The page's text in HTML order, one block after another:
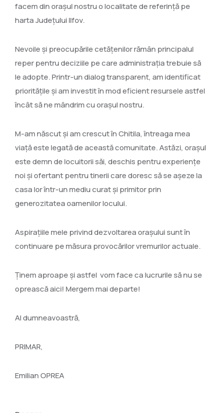
facem din orașul nostru o localitate de referință pe
harta Județului Ilfov.
Nevoile și preocupările cetățenilor rămân principalul
reper pentru deciziile pe care administrația trebuie să
le adopte. Printr-un dialog transparent, am identificat
prioritățile și am investit în mod eficient resursele astfel
încât să ne mândrim cu orașul nostru.
M-am născut și am crescut în Chitila, întreaga mea
viață este legată de această comunitate. Astăzi, orașul
este demn de locuitorii săi, deschis pentru experiențe
noi și ofertant pentru tinerii care doresc să se așeze la
casa lor într-un mediu curat și primitor prin
generozitatea oamenilor locului.
Aspirațiile mele privind dezvoltarea orașului sunt în
continuare pe măsura provocărilor vremurilor actuale.
Ținem aproape și astfel vom face ca lucrurile să nu se
oprească aici! Mergem mai departe!
Al dumneavoastră,
PRIMAR,
Emilian OPREA